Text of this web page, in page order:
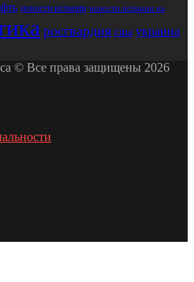
новости испании новости испании на
росгвардия сша украина
© Все права защищены 2026